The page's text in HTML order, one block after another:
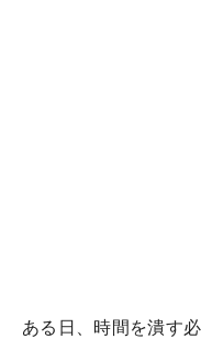
ある日、時間を潰す